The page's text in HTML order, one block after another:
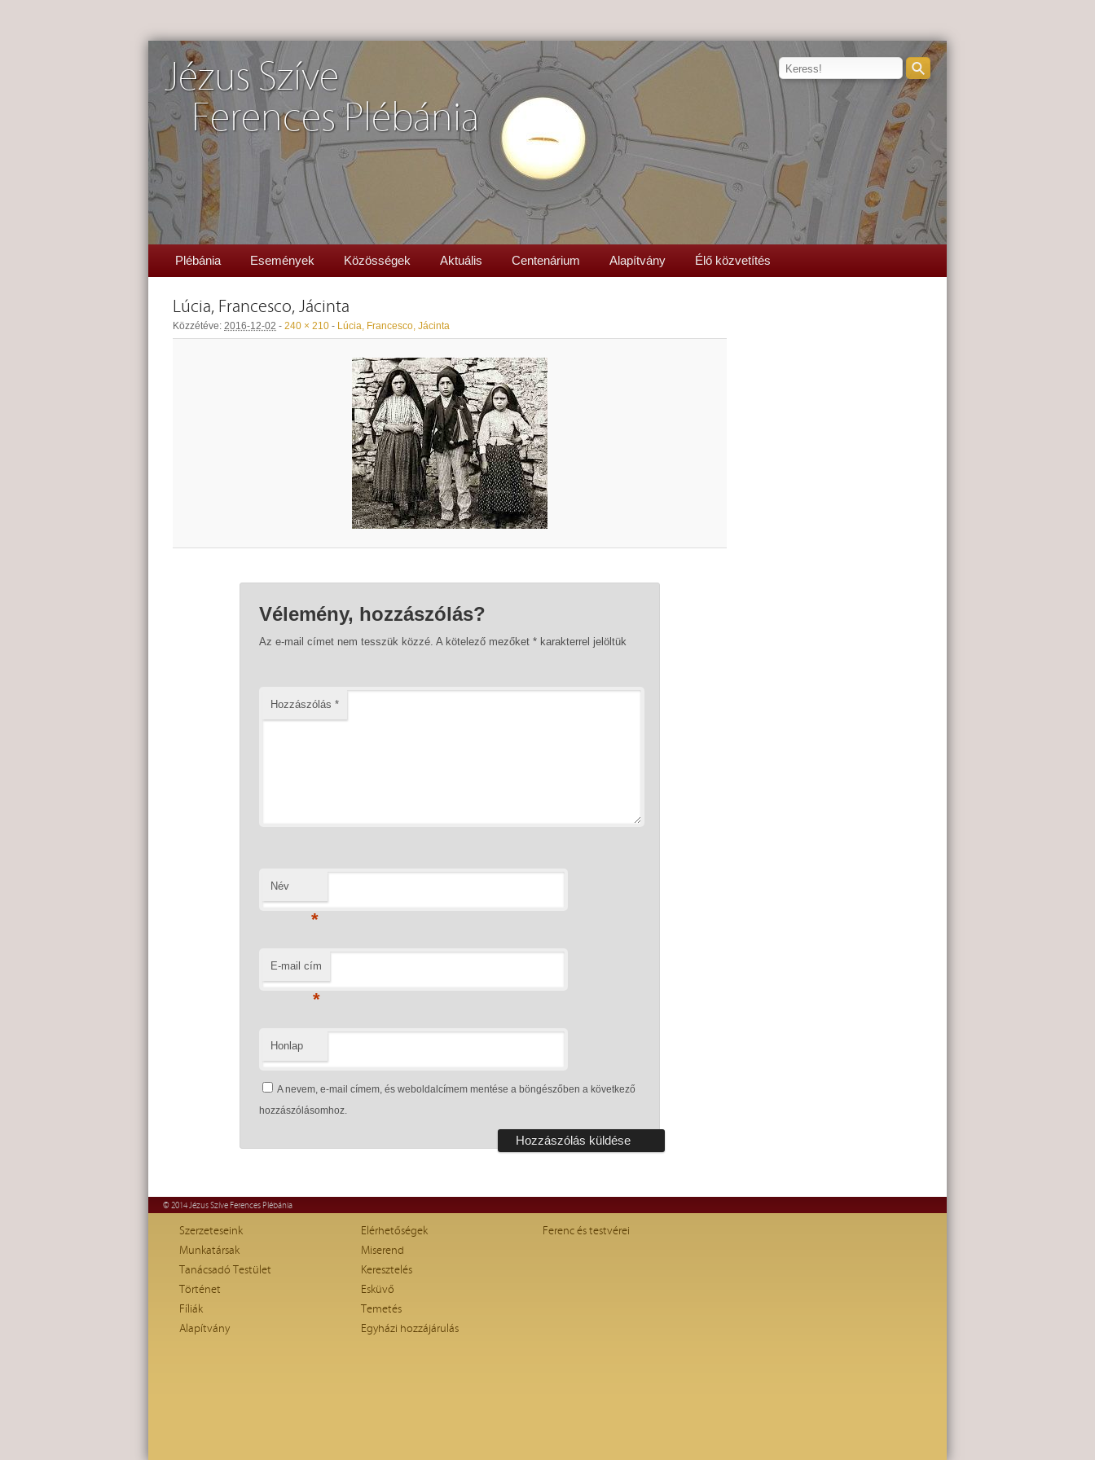
Jézus Szíve
Ferences Plébánia
Plébánia Események Közösségek Aktuális Centenárium Alapítvány Élő közvetítés
Lúcia, Francesco, Jácinta
Közzétéve: 2016-12-02 - 240 × 210 - Lúcia, Francesco, Jácinta
Vélemény, hozzászólás?
Az e-mail címet nem tesszük közzé. A kötelező mezőket *karakterrel jelöltük
Hozzászólás *
Név
*
E-mail cím
*
Honlap
A nevem, e-mail címem, és weboldalcímem mentése a böngészőben a következő
hozzászólásomhoz.
© 2014 Jézus Szíve Ferences Plébánia
Szerzeteseink
Munkatársak
Tanácsadó Testület
Történet
Fíliák
Alapítvány
Elérhetőségek
Miserend
Keresztelés
Esküvő
Temetés
Egyházi hozzájárulás
Ferenc és testvérei